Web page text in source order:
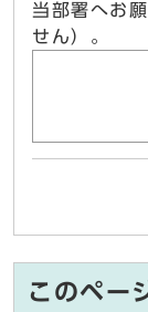
当部署へお
せん）。
このペー